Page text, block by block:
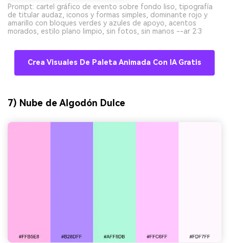
Prompt: cartel gráfico de evento sobre fondo liso, tipografía
de titular audaz, iconos y formas simples, dominante rojo y
amarillo con bloques verdes y azules de apoyo, acentos
morados, estilo plano limpio, sin fotos, sin manos --ar 2:3
Crea Visuales De Paleta Animada Con IA Gratis
7) Nube de Algodón Dulce